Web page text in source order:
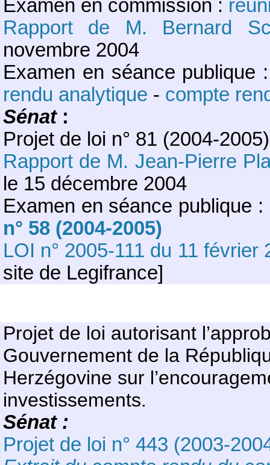
Examen en commission :
Rapport de M. Bernard
novembre 2004
Examen en séance
rendu analytique - compte
Sénat :
Projet de loi n° 81 (2004-
Rapport de M. Jean-Pierre
le 15 décembre 2004
Examen en séance publique :
n° 58 (2004-2005)
LOI n° 2005-111 du 11 février
site de Legifrance]
Projet de loi autorisant
Gouvernement de la
Herzégovine sur
investissements.
Sénat :
Projet de loi n° 443 (2003-